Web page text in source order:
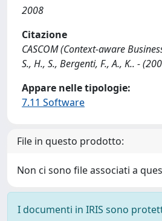
2008
Citazione
CASCOM (Context-aware
S., H., S., Bergenti, F., A., K.. -
Appare nelle tipologie:
7.11 Software
File in questo prodotto:
Non ci sono file associati a
I documenti in IRIS sono